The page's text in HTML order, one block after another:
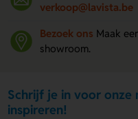
verkoop@lavista.be
Bezoek ons Maak
showroom.
Schrijf je in voor onze
inspireren!